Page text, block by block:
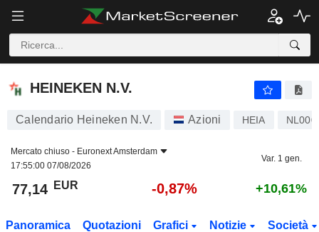
HEINEKEN N.V.
HEINEKEN N.V.
Calendario Heineken N.V. Azioni HEIA
Mercato chiuso - Euronext Amsterdam
17:55:00 07/08/2026
Var. 1 gen.
77,14 EUR -0,87% +10,61%
Panoramica Quotazioni Grafici Notizie Società